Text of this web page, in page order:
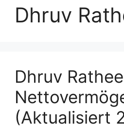
Dhruv
Dhruv Rathee
(Aktualisiert